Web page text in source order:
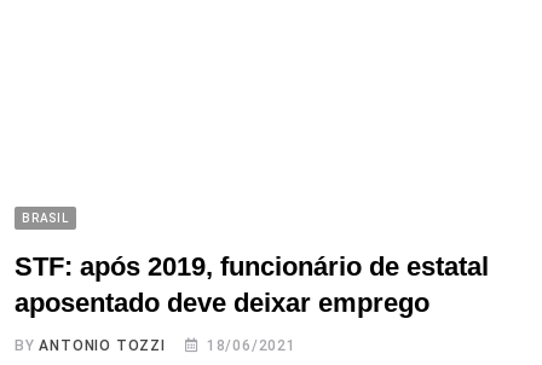
BRASIL
STF: após 2019, funcionário de estatal
aposentado deve deixar emprego
BYANTONIO TOZZI 18/06/2021